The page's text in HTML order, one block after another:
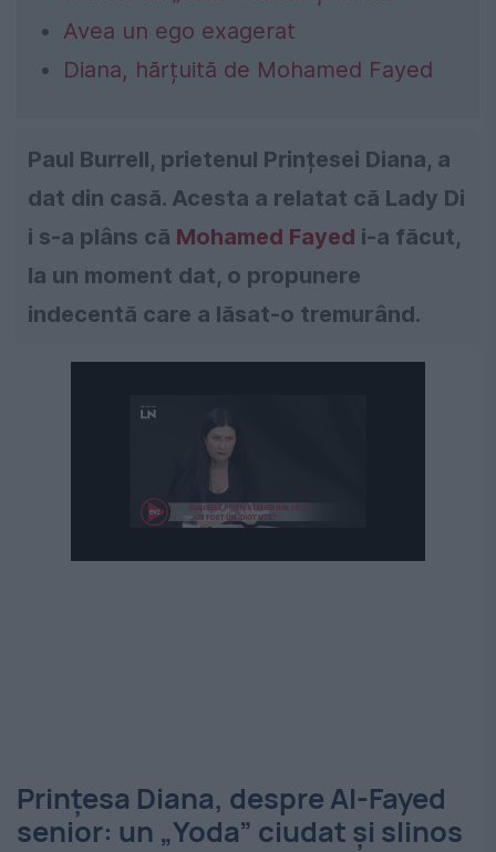
Avea un ego exagerat
Diana, hărțuită de Mohamed Fayed
Paul Burrell, prietenul Prințesei Diana, a
dat din casă. Acesta a relatat că Lady Di
i s-a plâns că Mohamed Fayed i-a făcut,
la un moment dat, o propunere
indecentă care a lăsat-o tremurând.
Prințesa Diana, despre Al-Fayed
senior: un „Yoda” ciudat și slinos